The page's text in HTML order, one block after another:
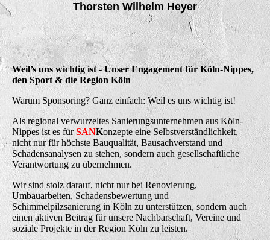
Thorsten Wilhelm Heyer
Weil’s uns wichtig ist - Unser Engagement für Köln-Nippes,
den Sport & die Region Köln
Warum Sponsoring? Ganz einfach: Weil es uns wichtig ist!
Als regional verwurzeltes Sanierungsunternehmen aus Köln-
Nippes ist es fürSANKonzepte eine Selbstverständlichkeit,
nicht nur für höchste Bauqualität, Bausachverstand und
Schadensanalysen zu stehen, sondern auch gesellschaftliche
Verantwortung zu übernehmen.
Wir sind stolz darauf, nicht nur bei Renovierung,
Umbauarbeiten, Schadensbewertung und
Schimmelpilzsanierung in Köln zu unterstützen, sondern auch
einen aktiven Beitrag für unsere Nachbarschaft, Vereine und
soziale Projekte in der Region Köln zu leisten.